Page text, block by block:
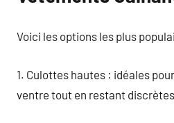
Voici les options les plus
1. Culottes hautes : idéales
ventre tout en restant